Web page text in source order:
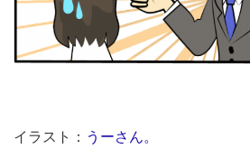
イラスト： うーさん。